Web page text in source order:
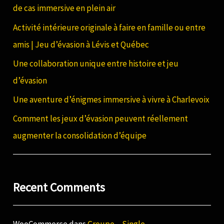
c
h
e
r
:
de cas immersive en plein air
Activité intérieure originale à faire en famille ou entre
amis | Jeu d’évasion à Lévis et Québec
Une collaboration unique entre histoire et jeu
d’évasion
Une aventure d’énigmes immersive à vivre à Charlevoix
Comment les jeux d’évasion peuvent réellement
augmenter la consolidation d’équipe
Recent Comments